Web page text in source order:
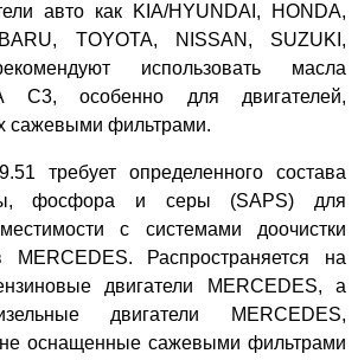
авто как KIA/HYUNDAI, HONDA,
TOYOTA, NISSAN, SUZUKI,
использовать масла
C3, особенно для двигателей,
сажевыми фильтрами.
требует определенного состава
фосфора и серы (SAPS) для
с системами доочистки
MERCEDES. Распространяется на
двигатели MERCEDES, а
двигатели MERCEDES,
оснащенные сажевыми фильтрами